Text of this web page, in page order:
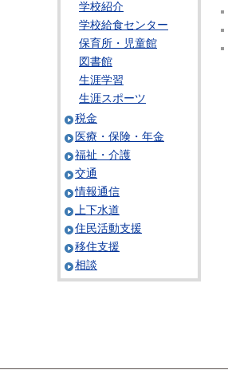
学校紹介
学校給食センター
保育所・児童館
図書館
生涯学習
生涯スポーツ
税金
医療・保険・年金
福祉・介護
交通
情報通信
上下水道
住民活動支援
移住支援
相談